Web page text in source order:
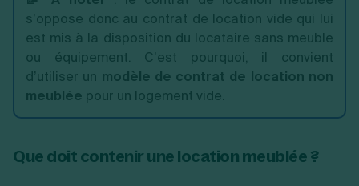
s’oppose donc au contrat de location vide qui lui
est mis à la disposition du locataire sans meuble
ou équipement. C’est pourquoi, il convient
d’utiliser un modèle de contrat de location non
meublée pour un logement vide.
Que doit contenir une location meublée ?